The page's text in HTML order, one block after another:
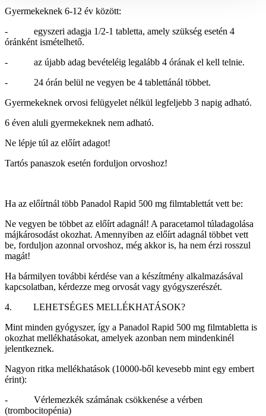
Gyermekeknek 6-12 év között:
- egyszeri adagja 1/2-1 tabletta, amely szükség esetén 4
óránként ismételhető.
- az újabb adag bevételéig legalább 4 órának el kell telnie.
- 24 órán belül ne vegyen be 4 tablettánál többet.
Gyermekeknek orvosi felügyelet nélkül legfeljebb 3 napig adható.
6 éven aluli gyermekeknek nem adható.
Ne lépje túl az előírt adagot!
Tartós panaszok esetén forduljon orvoshoz!
Ha az előírtnál több Panadol Rapid 500 mg filmtablettát vett be:
Ne vegyen be többet az előírt adagnál! A paracetamol túladagolása
májkárosodást okozhat. Amennyiben az előírt adagnál többet vett
be, forduljon azonnal orvoshoz, még akkor is, ha nem érzi rosszul
magát!
Ha bármilyen további kérdése van a készítmény alkalmazásával
kapcsolatban, kérdezze meg orvosát vagy gyógyszerészét.
4. LEHETSÉGES MELLÉKHATÁSOK?
Mint minden gyógyszer, így a Panadol Rapid 500 mg filmtabletta is
okozhat mellékhatásokat, amelyek azonban nem mindenkinél
jelentkeznek.
Nagyon ritka mellékhatások (10000-ből kevesebb mint egy embert
érint):
- Vérlemezkék számának csökkenése a vérben
(trombocitopénia)